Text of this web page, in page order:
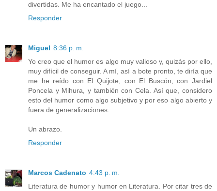
divertidas. Me ha encantado el juego...
Responder
Miguel 8:36 p. m.
Yo creo que el humor es algo muy valioso y, quizás por ello,
muy difícil de conseguir. A mí, así a bote pronto, te diría que
me he reído con El Quijote, con El Buscón, con Jardiel
Poncela y Mihura, y también con Cela. Así que, considero
esto del humor como algo subjetivo y por eso algo abierto y
fuera de generalizaciones.
Un abrazo.
Responder
Marcos Cadenato 4:43 p. m.
Literatura de humor y humor en Literatura. Por citar tres de